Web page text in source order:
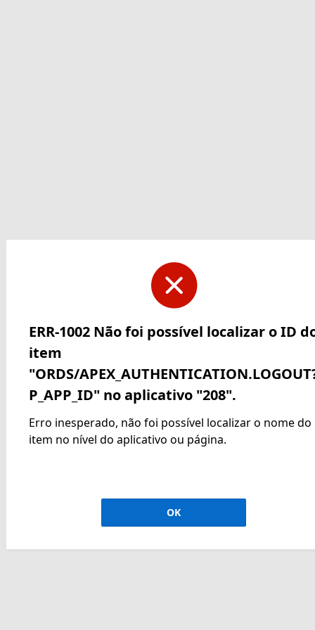
ERR-1002 Não foi possível localizar o ID
item
"ORDS/
P_APP_ID" no aplicativo "208".
Erro inesperado, não foi possível localizar o nome do
item no nível do aplicativo ou página.
OK